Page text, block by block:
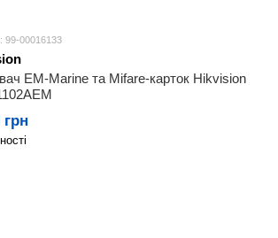
99-00016133
EM-Marine та Mifare-карток Hikvision
грн